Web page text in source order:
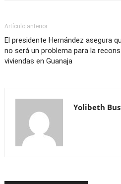
Artículo anterior
El presidente Hernández asegura
no será un problema para la
viviendas en Guanaja
Yolibeth